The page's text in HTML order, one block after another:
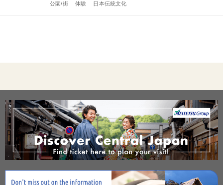
公園/街
体験 日本伝統文化